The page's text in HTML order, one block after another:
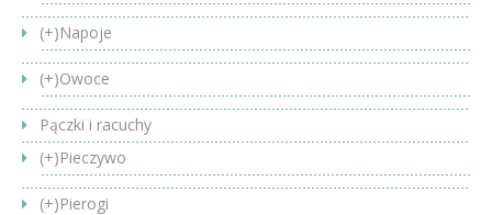
(+)Napoje
(+)Owoce
Pączki i racuchy
(+)Pieczywo
(+)Pierogi